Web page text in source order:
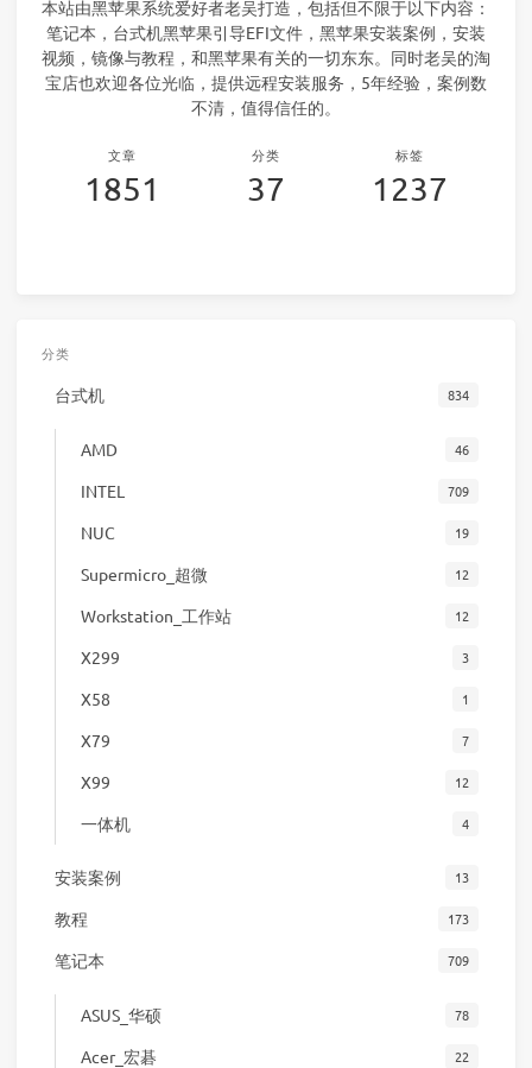
本站由黑苹果系统爱好者老吴打造，包括但不限于以下内容：
笔记本，台式机黑苹果引导EFI文件，黑苹果安装案例，安装
视频，镜像与教程，和黑苹果有关的一切东东。同时老吴的淘
宝店也欢迎各位光临，提供远程安装服务，5年经验，案例数
不清，值得信任的。
文章
1851
分类
37
标签
1237
分类
台式机 834
AMD 46
INTEL 709
NUC 19
Supermicro_超微 12
Workstation_工作站 12
X299 3
X58 1
X79 7
X99 12
一体机 4
安装案例 13
教程 173
笔记本 709
ASUS_华硕 78
Acer_宏碁 22